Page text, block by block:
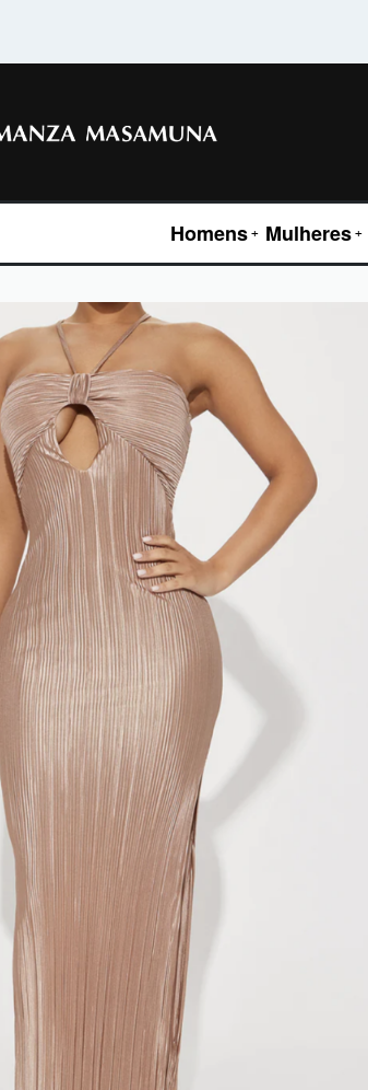
Homens Mulheres